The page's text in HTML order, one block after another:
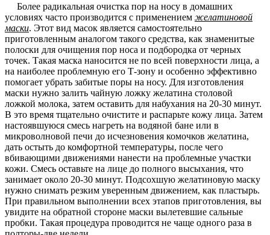
Более радикальная очистка пор на носу в домашних
условиях часто производится с применением желатиновой
маски. Этот вид масок является самостоятельно
приготовленным аналогом такого средства, как знаменитые
полоски для очищения пор носа и подбородка от черных
точек. Такая маска наносится не по всей поверхности лица, а
на наиболее проблемную его Т-зону и особенно эффективно
помогает убрать забитые поры на носу. Для изготовления
маски нужно залить чайную ложку желатина столовой
ложкой молока, затем оставить для набухания на 20-30 минут.
В это время тщательно очистите и распарьте кожу лица. Затем
настоявшуюся смесь нагреть на водяной бане или в
микроволновой печи до исчезновения комочков желатина,
дать остыть до комфортной температуры, после чего
вбивающими движениями нанести на проблемные участки
кожи. Смесь оставьте на лице до полного высыхания, что
занимает около 20-30 минут. Подсохшую желатиновую маску
нужно снимать резким уверенным движением, как пластырь.
При правильном выполнении всех этапов приготовления, вы
увидите на обратной стороне маски вылетевшие сальные
пробки. Такая процедура проводится не чаще одного раза в